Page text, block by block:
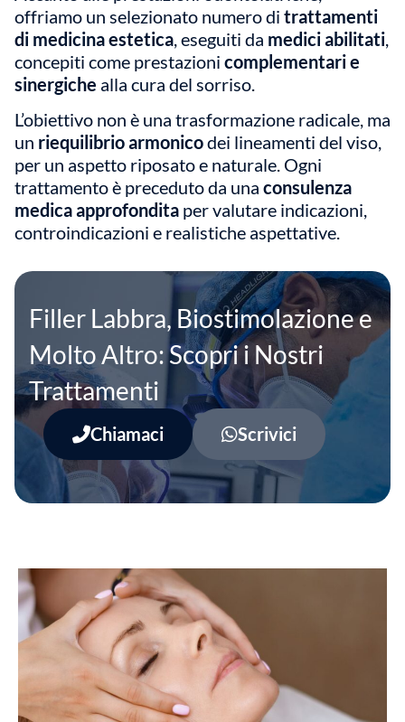
offriamo un selezionato numero di trattamenti
di medicina estetica , eseguiti da medici abilitati
concepiti come prestazioni complementari e
sinergiche alla cura del sorriso.
L’obiettivo non è una trasformazione radicale, ma
un riequilibrio armonicodei lineamenti del viso,
per un aspetto riposato e naturale. Ogni
trattamento è preceduto da una consulenza
medica approfondita per valutare indicazioni,
controindicazioni e realistiche aspettative.
Filler Labbra, Biostimolazione e
Molto Altro: Scopri i Nostri
Trattamenti
Chiamaci Scrivici